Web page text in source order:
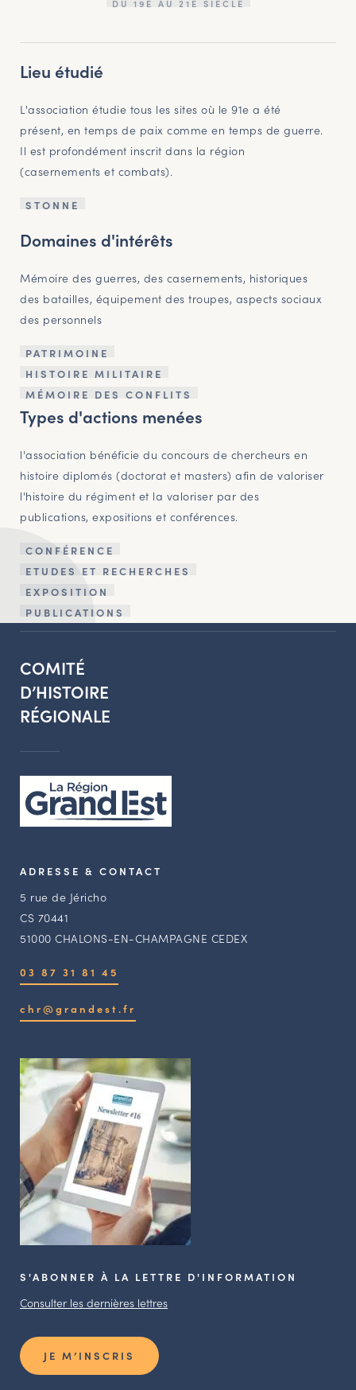
DU 19E AU 21E SIÈCLE
Lieu étudié
L'association étudie tous les sites où le 91e a été
présent, en temps de paix comme en temps de guerre.
Il est profondément inscrit dans la région
(casernements et combats).
STONNE
Domaines d'intérêts
Mémoire des guerres, des casernements, historiques
des batailles, équipement des troupes, aspects sociaux
des personnels
PATRIMOINE
HISTOIRE MILITAIRE
MÉMOIRE DES CONFLITS
Types d'actions menées
l'association bénéficie du concours de chercheurs en
histoire diplomés (doctorat et masters) afin de valoriser
l'histoire du régiment et la valoriser par des
publications, expositions et conférences.
CONFÉRENCE
ETUDES ET RECHERCHES
EXPOSITION
PUBLICATIONS
COMITÉ
D’HISTOIRE
RÉGIONALE
ADRESSE & CONTACT
5 rue de Jéricho
CS 70441
51000 CHALONS-EN-CHAMPAGNE CEDEX
03 87 31 81 45
chr@grandest.fr
S'ABONNER À LA LETTRE D'INFORMATION
Consulter les dernières lettres
JE M’INSCRIS